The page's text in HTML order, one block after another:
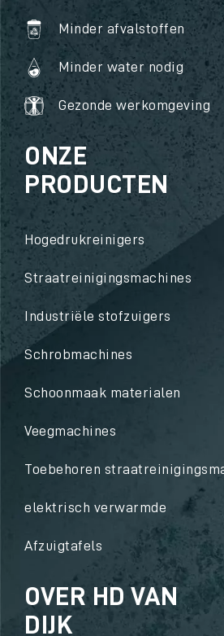
Minder afvalstoffen
Minder water nodig
Gezonde werkomgeving
ONZE
PRODUCTEN
Hogedrukreinigers
Straatreinigingsmachines
Industriële stofzuigers
Schrobmachines
Schoonmaak materialen
Veegmachines
Toebehoren
elektrisch verwarmde
Afzuigtafels
OVER HD VAN
DIJK